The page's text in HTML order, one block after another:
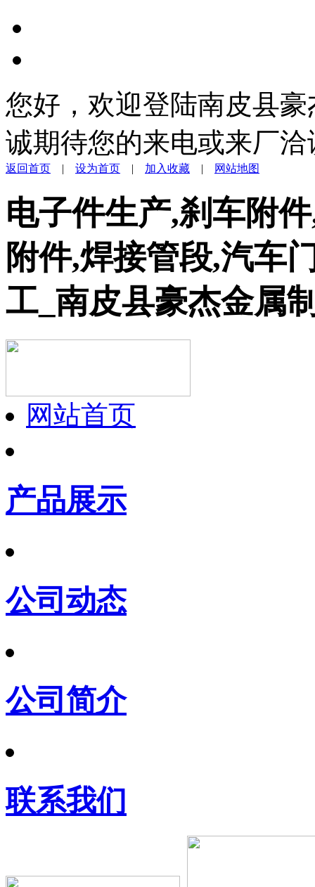
您好，欢迎登陆南皮县
诚期待您的来电或来厂洽
返回首页 | 设为首页 | 加入收藏 | 网站地图
电子件生产,刹车附
附件,焊接管段,汽车
工_南皮县豪杰金属
网站首页
产品展示
公司动态
公司简介
联系我们